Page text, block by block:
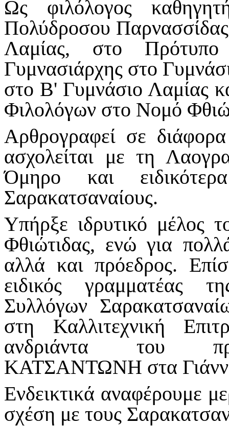
Ως φιλόλογος
Πολύδροσου
Λαμίας, στο
Γυμνασιάρχης στο
στο Β' Γυμνάσιο Λαμίας
Φιλολόγων στο Νομό
Αρθρογραφεί σε
ασχολείται με τη
Όμηρο και
Σαρακατσαναίους.
Υπήρξε ιδρυτικό μέλος
Φθιώτιδας, ενώ για
αλλά και πρόεδρος.
ειδικός γραμματέ­ας
Συλλόγων
στη Καλλιτεχνική
ανδριάντα του
ΚΑΤΣΑΝΤΩΝΗ στα
Ενδεικτικά αναφέρουμε
σχέση με τους